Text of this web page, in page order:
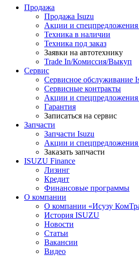
Продажа
Продажа Isuzu
Акции и
Техника в наличии
Техника под заказ
Заявки на автотехнику
Trade In/Комиссия/Выкуп
Сервис
Сервисное обслуживание
Сервисные контракты
Акции и спецпредложения
Гарантия
Записаться на сервис
Запчасти
Запчасти Isuzu
Акции и спецпредложения
Заказать запчасти
ISUZU Finance
Лизинг
Кредит
Финансовые программы
О компании
О компании «Исузу
История ISUZU
Новости
Статьи
Вакансии
Видео